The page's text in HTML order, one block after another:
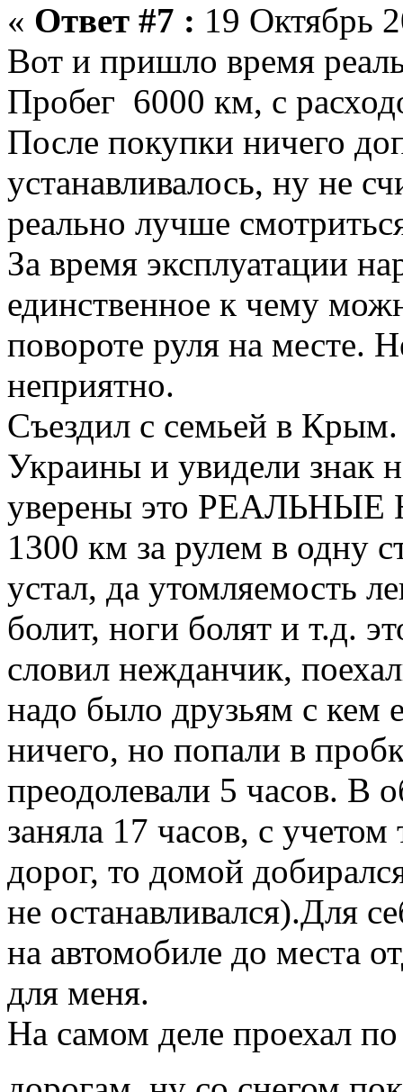
« Ответ #7 : 19 Октябрь
Вот и пришло время
Пробег 6000 км, с
После покупки ничего
устанавливалось, ну не
реально лучше
За время эксплуатации
единственное к чему
повороте руля на месте.
неприятно.
Съездил с семьей в
Украины и увидели знак
уверены это
1300 км за рулем в одну
устал, да утомляемость
болит, ноги болят и т.д.
словил нежданчик,
надо было друзьям с кем
ничего, но попали в
преодолевали 5 часов. В
заняла 17 часов, с
дорог, то домой
не останавливался).Для
на автомобиле до места
для меня.
На самом деле проехал